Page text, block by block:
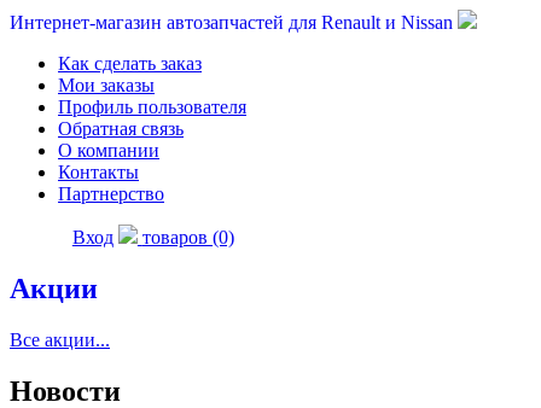
Интернет-магазин автозапчастей для Renault и Nissan
Как сделать заказ
Мои заказы
Профиль пользователя
Обратная связь
О компании
Контакты
Партнерство
Вход товаров (0)
Акции
Все акции...
Новости